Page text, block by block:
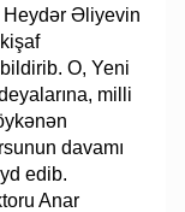
Heydər Əliyevin
O, Yeni
milli
davamı
edib.
Anar